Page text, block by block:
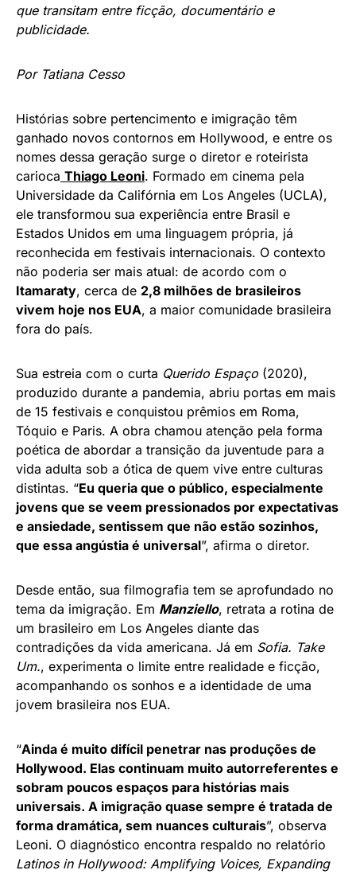
que transitam entre ficção, documentário e
publicidade.
Por Tatiana Cesso
Histórias sobre pertencimento e imigração têm
ganhado novos contornos em Hollywood, e entre os
nomes dessa geração surge o diretor e roteirista
carioca Thiago Leoni. Formado em cinema pela
Universidade da Califórnia em Los Angeles (UCLA),
ele transformou sua experiência entre Brasil e
Estados Unidos em uma linguagem própria, já
reconhecida em festivais internacionais. O contexto
não poderia ser mais atual: de acordo com o
Itamaraty, cerca de 2,8 milhões de brasileiros
vivem hoje nos EUA, a maior comunidade brasileira
fora do país.
Sua estreia com o curta Querido Espaço (2020),
produzido durante a pandemia, abriu portas em mais
de 15 festivais e conquistou prêmios em Roma,
Tóquio e Paris. A obra chamou atenção pela forma
poética de abordar a transição da juventude para a
vida adulta sob a ótica de quem vive entre culturas
distintas. “Eu queria que o público, especialmente
jovens que se veem pressionados por expectativas
e ansiedade, sentissem que não estão sozinhos,
que essa angústia é universal”, afirma o diretor.
Desde então, sua filmografia tem se aprofundado no
tema da imigração. Em Manziello, retrata a rotina de
um brasileiro em Los Angeles diante das
contradições da vida americana. Já em Sofia. Take
Um., experimenta o limite entre realidade e ficção,
acompanhando os sonhos e a identidade de uma
jovem brasileira nos EUA.
“Ainda é muito difícil penetrar nas produções de
Hollywood. Elas continuam muito autorreferentes e
sobram poucos espaços para histórias mais
universais. A imigração quase sempre é tratada de
forma dramática, sem nuances culturais”, observa
Leoni. O diagnóstico encontra respaldo no relatório
Latinos in Hollywood: Amplifying Voices, Expanding